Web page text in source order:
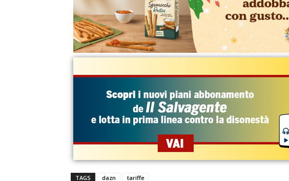
TAGS dazn tariffe